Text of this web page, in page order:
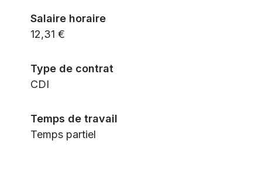
Salaire horaire
12,31 €
Type de contrat
CDI
Temps de travail
Temps partiel